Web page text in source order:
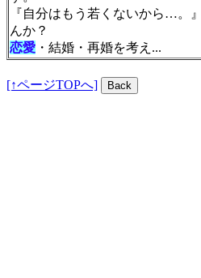
『自分はもう若くないから…。
んか？
恋愛 ・結婚・再婚を考え...
[↑ページTOPへ]